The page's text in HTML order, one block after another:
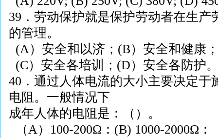
39 ．劳动保护就是保护劳动者在生
的管理。
(A）安全和以济； (B）安全和健康
(C）安全各培训； (D）安全各防护
40 ．通过人体电流的大小主要决定
电阻。一般情况下
成年人体的电阻是：（）。
（A） 100-200Ω ： (B) 1000-2000Ω ：